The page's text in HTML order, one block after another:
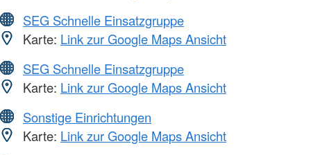
SEG Schnelle Einsatzgruppe
Karte: Link zur Google Maps Ansicht
SEG Schnelle Einsatzgruppe
Karte: Link zur Google Maps Ansicht
Sonstige Einrichtungen
Karte: Link zur Google Maps Ansicht